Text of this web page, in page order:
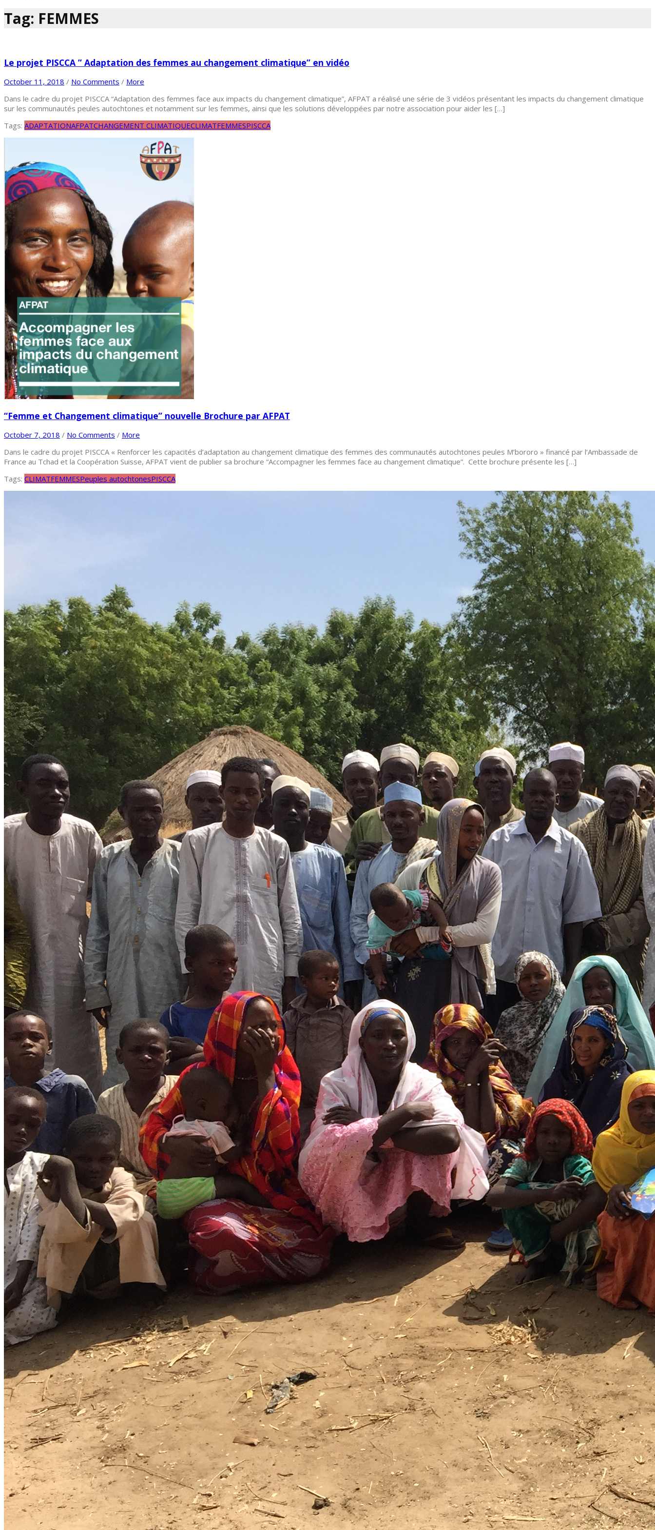
Tag: FEMMES
Le projet PISCCA ” Adaptation des femmes au changement climatique” en vidéo
October 11, 2018 / No Comments / More
Dans le cadre du projet PISCCA “Adaptation des femmes face aux impacts du changement climatique”, AFPAT a réalisé une série de 3 vidéos présentant les impacts du changement climatique
sur les communautés peules autochtones et notamment sur les femmes, ainsi que les solutions développées par notre association pour aider les […]
Tags: ADAPTATIONAFPATCHANGEMENT CLIMATIQUECLIMATFEMMESPISCCA
“Femme et Changement climatique” nouvelle Brochure par AFPAT
October 7, 2018 / No Comments / More
Dans le cadre du projet PISCCA « Renforcer les capacités d’adaptation au changement climatique des femmes des communautés autochtones peules M’bororo » financé par l’Ambassade de
France au Tchad et la Coopération Suisse, AFPAT vient de publier sa brochure “Accompagner les femmes face au changement climatique”. Cette brochure présente les […]
Tags: CLIMATFEMMESPeuples autochtonesPISCCA